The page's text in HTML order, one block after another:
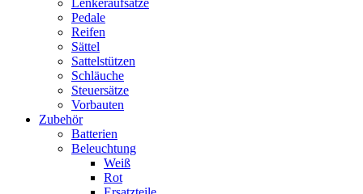
Lenkeraufsätze
Pedale
Reifen
Sättel
Sattelstützen
Schläuche
Steuersätze
Vorbauten
Zubehör
Batterien
Beleuchtung
Weiß
Rot